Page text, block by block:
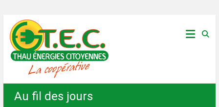
content
Thau
Énergies
Citoyennes
Au fil des jours